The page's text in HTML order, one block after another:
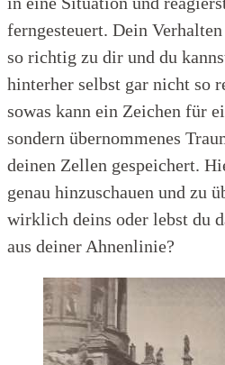
ferngesteuert. Dein
so richtig zu dir und du
hinterher selbst gar nicht so
sowas kann ein Zeichen für
sondern übernommenes
deinen Zellen gespeichert.
genau hinzuschauen und zu
wirklich deins oder lebst du
aus deiner Ahnenlinie?